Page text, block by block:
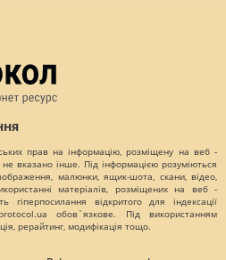
прав на інформацію, розміщену на веб -
вказано інше. Під інформацією розуміються
малюнки, ящик-шота, скани, відео,
матеріалів, розміщених на веб -
гіперпосилання відкритого для індексації
обов`язкове. Під використанням
рерайтинг, модифікація тощо.